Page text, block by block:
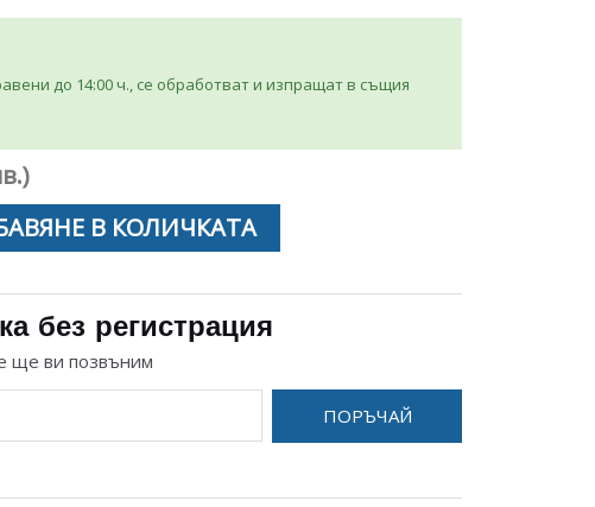
до 14:00 ч., се обработват и изпращат в същия
В КОЛИЧКАТА
без регистрация
ще ви позвъним
ПОРЪЧАЙ